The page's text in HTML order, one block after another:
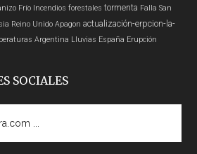
Frío Incendios forestales tormenta Falla San
Reino Unido Apagon actualización-erpcion-la-
Argentina Lluvias España Erupción
SOCIALES